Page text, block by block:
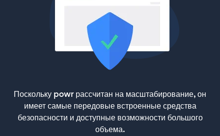
Поскольку powr рассчитан на масштабирование, он
имеет самые передовые встроенные средства
безопасности и доступные возможности большого
объема.